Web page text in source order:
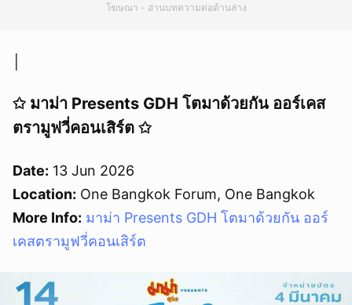
โฆษณา - อ่านบทความต่อด้านล่าง
✩ มาม่า Presents GDH โตมาด้วยกัน ออร์เคส
ตรามูฟวี่คอนเสิร์ต ✩
Date: 13 Jun 2026
Location: One Bangkok Forum, One Bangkok
More Info: มาม่า Presents GDH โตมาด้วยกัน ออร์
เคสตรามูฟวี่คอนเสิร์ต